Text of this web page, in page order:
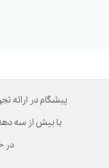
پیشگام در ارائه
با بیش از سه
در